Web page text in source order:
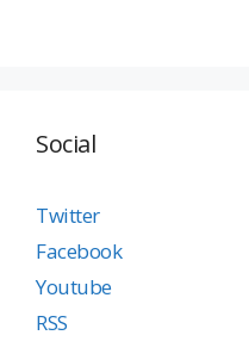
Social
Twitter
Facebook
Youtube
RSS